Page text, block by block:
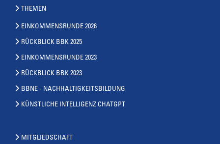
THEMEN
EINKOMMENSRUNDE 2026
RÜCKBLICK BBK 2025
EINKOMMENSRUNDE 2023
RÜCKBLICK BBK 2023
BBNE - NACHHALTIGKEITSBILDUNG
KÜNSTLICHE INTELLIGENZ CHATGPT
MITGLIEDSCHAFT